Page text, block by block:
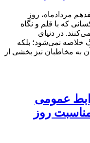
مردادماه، روز
که با قلم و نگاه
در دنیای
خلاصه نمی‌شود؛ بلکه
به مخاطبان نیز بخشی از
عمومی
روز